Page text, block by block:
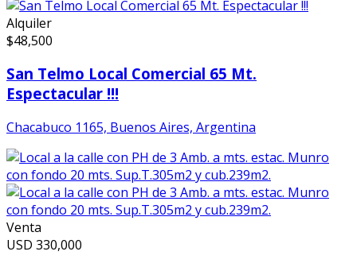
Alquiler
$48,500
San Telmo Local Comercial 65 Mt.
Espectacular !!!
Chacabuco 1165, Buenos Aires, Argentina
Venta
USD 330,000